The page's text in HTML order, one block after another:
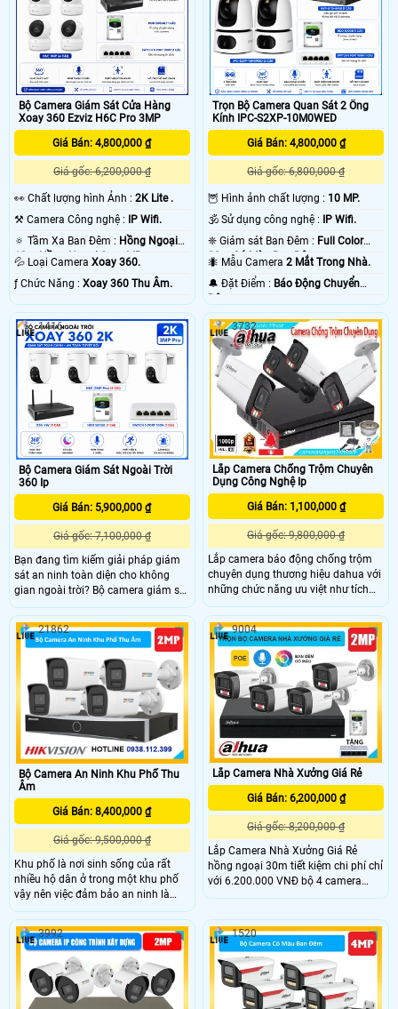
Bộ Camera Giám Sát Cửa Hàng
Xoay 360 Ezviz H6C Pro 3MP
Giá Bán: 4,800,000 ₫
Giá gốc: 6,200,000 ₫
️👀 Chất lượng hình Ảnh : 2K Lite .
⚒ Camera Công nghệ : IP Wifi.
🔅 Tầm Xa Ban Đêm : Hồng Ngoại
10m Hồng Ngoại Smart IR.
💦 Loại Camera Xoay 360.
️ƒ Chức Năng : Xoay 360 Thu Âm.
Trọn Bộ Camera Quan Sát 2 Ống
Kính IPC-S2XP-10M0WED
Giá Bán: 4,800,000 ₫
Giá gốc: 6,800,000 ₫
🦉 Hình ảnh chất lượng : 10 MP.
🕉️ Sử dụng công nghệ : IP Wifi.
❈ Giám sát Ban Đêm : Full Color
20m Có Màu Ban Ðêm.
🐜 Mẫu Camera2 Mắt Trong Nhà.
️🔔 Đặt Điểm : Báo Động Chuyển
Động.
Bộ Camera Giám Sát Ngoài Trời
360 Ip
Giá Bán: 5,900,000 ₫
Giá gốc: 7,100,000 ₫
Bạn đang tìm kiếm giải pháp giám
sát an ninh toàn diện cho không
gian ngoài trời? Bộ camera giám sát
360 độ Ezviz CS-H8C là một trong
những option mà bạn cần chú ý tới.
Với khả năng quay quét linh hoạt
hoạt động ổn định môi trường khắc
nghiệt, chống chịu mưa gió, tích hợp
mic loa đàm thoại, phát hiện người
phương tiện và giám sát ban đêm
có màu sắ
1416
Lắp Camera Chống Trộm Chuyên
Dụng Công Nghệ Ip
Giá Bán: 1,100,000 ₫
Giá gốc: 9,800,000 ₫
Lắp camera báo động chống trộm
chuyên dụng thương hiệu dahua với
những chức năng ưu việt như tích
hợp đèn báo động, còi hú báo động ,
nhận diên phân biệt người khi báo
động, ban đêm hồng ngoại 60m và
đèn led trợ sáng 60m khi có phát
hiện người tại vị trí lắp camera báo
động chống trộm chuyên dụng này.
3732
Bộ Camera An Ninh Khu Phố Thu
Âm
Giá Bán: 8,400,000 ₫
Giá gốc: 9,500,000 ₫
Khu phố là nơi sinh sống của rất
nhiều hộ dân ở trong một khu phố
vậy nên việc đảm bảo an ninh là
một điều vô cùng được quan tâm
đến. Bộ camera an ninh khu phố DS-
2CD1027G2H-LIUF với độ phân giải
cao lên đến 2MP, còn được trang bị
công nghệ có thể nhìn có màu vào
ban đêm, kèm theo đó là khả năng
chống nước IP67, được tích hợp
21862
Lắp Camera Nhà Xưởng Giá Rẻ
Giá Bán: 6,200,000 ₫
Giá gốc: 8,200,000 ₫
Lắp Camera Nhà Xưởng Giá Rẻ
hồng ngoại 30m tiết kiệm chi phí chỉ
với 6.200.000 VNĐ bộ 4 camera
chuyên dùng cho nhà xưởng kho
gồm nhân công lắp đặt trọn gói giá
rẻ phù hợp lắp đặt cho mọi doanh
nghiệp.
9004
3992 1520